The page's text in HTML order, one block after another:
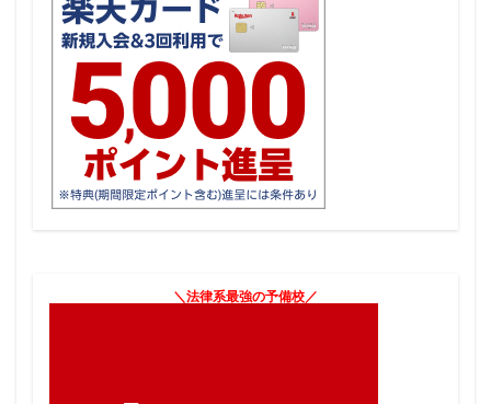
＼法律系最強の予備校／